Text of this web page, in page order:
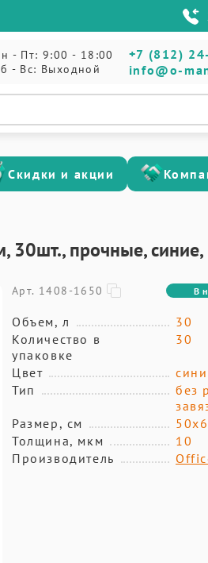
- Пт: 9:00 - 18:00
- Вс: Выходной
+7 (812)
info@o-
Скидки и акции
прочные, синие,
Арт. 1408-1650 В
Объем, л
30
Количество в
упаковке
30
Цвет
Тип
без
Размер, см
Толщина, мкм
10
Производитель